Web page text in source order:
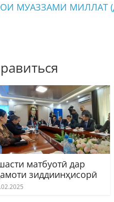
МУАЗЗАМИ МИЛЛАТ
матбуотӣ дар
зиддиинҳисорӣ